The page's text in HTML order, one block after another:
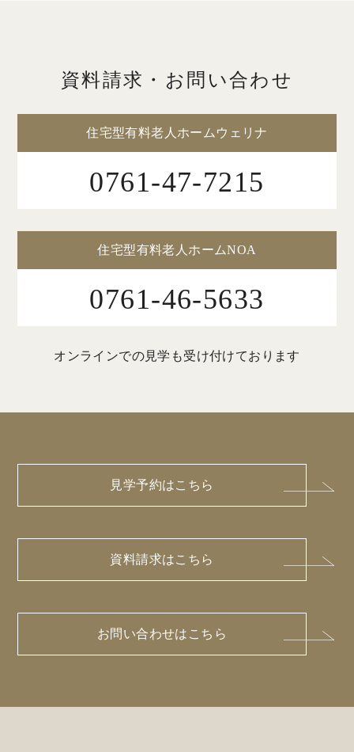
資料請求・お問い合わせ
住宅型有料老人ホームウェリナ
0761-47-7215
住宅型有料老人ホームNOA
0761-46-5633
オンラインでの見学も受け付けております
見学予約はこちら
資料請求はこちら
お問い合わせはこちら